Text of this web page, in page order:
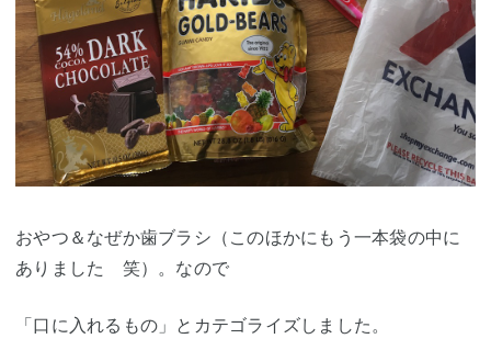
おやつ＆なぜか歯ブラシ（このほかにもう一本袋の中に
ありました 笑）。なので
「口に入れるもの」とカテゴライズしました。